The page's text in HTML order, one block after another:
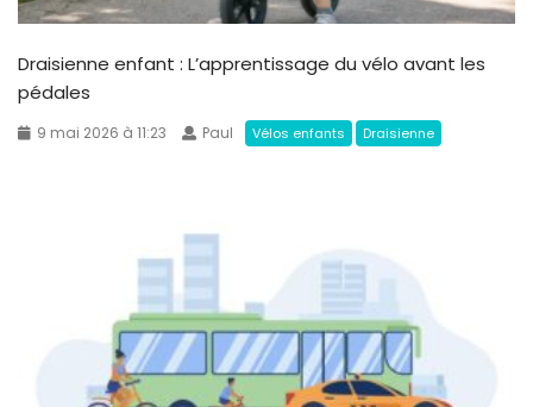
Draisienne enfant : L’apprentissage du vélo avant les
pédales
9 mai 2026 à 11:23 Paul Vélos enfants Draisienne